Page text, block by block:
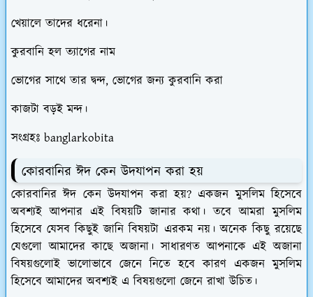
খেয়ালে তাদের ধরেনা।
কুরবানি হল ত্যাগের নাম
ভোগের সাথে তার দ্বন্দ, ভোগের জন্য কুরবানি করা
কাজটা বড়ই মন্দ।
সংগ্রহঃ banglarkobita
কোরবানির ঈদ কেন উদযাপন করা হয়
কোরবানির ঈদ কেন উদযাপন করা হয়? একজন মুসলিম হিসেবে
অবশ্যই আপনার এই বিষয়টি জানার কথা। তবে আমরা মুসলিম
হিসেবে যেসব কিছুই জানি বিষয়টা এরকম নয়। অনেক কিছু রয়েছে
যেগুলো আমাদের কাছে অজানা। সাধারণত আপনাকে এই অজানা
বিষয়গুলোই ভালোভাবে জেনে নিতে হবে কারণ একজন মুসলিম
হিসেবে আমাদের অবশ্যই এ বিষয়গুলো জেনে রাখা উচিত।